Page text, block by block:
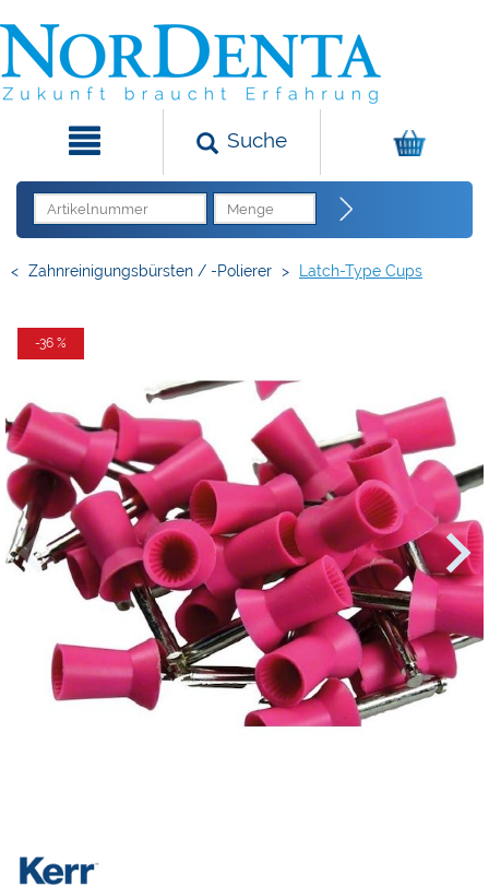
Suche
< Zahnreinigungsbürsten / -Polierer > Latch-Type Cups
-36 %